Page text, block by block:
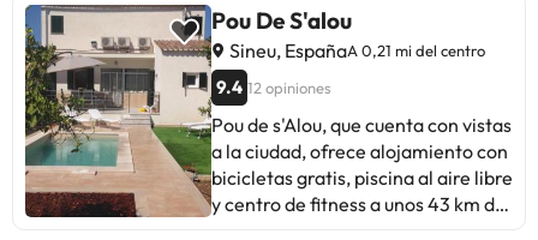
horno y placa de cocina. Podrás
mantenerte al día de tus cosas y el
mundo gracias a la conexión a
Internet wifi gratis, así como
acceder a multitud de canales por
satélite. Tendrás un microondas y
una cafetera y tetera. Y, si lo
necesitas, también podrás solicitar
Pou De S'alou
Sineu, EspañaA 0,21 mi del centro
9.4 12 opiniones
Pou de s'Alou, que cuenta con vistas
a la ciudad, ofrece alojamiento con
bicicletas gratis, piscina al aire libre
y centro de fitness a unos 43 km de